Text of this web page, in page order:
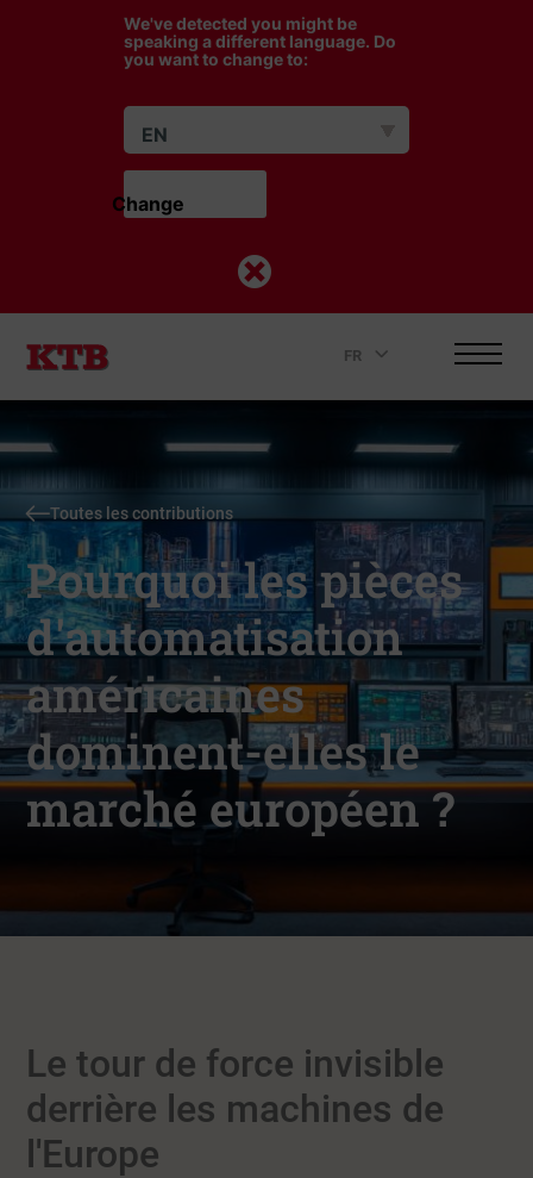
We've detected you might be
speaking a different language. Do
you want to change to:
EN
Change
FR .
Toutes les contributions
Pourquoi les pièces
d'automatisation
américaines
dominent-elles le
marché européen ?
Le tour de force invisible
derrière les machines de
l'Europe